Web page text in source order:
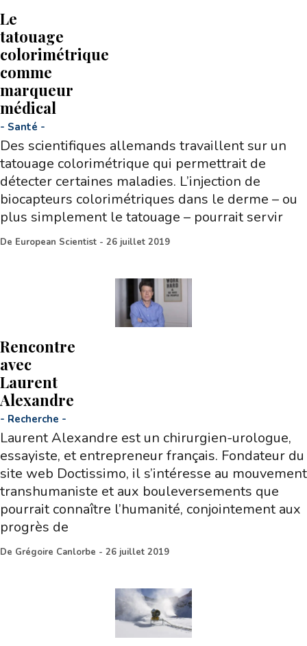
Le
tatouage
colorimétrique
comme
marqueur
médical
- Santé -
Des scientifiques allemands travaillent sur un
tatouage colorimétrique qui permettrait de
détecter certaines maladies. L’injection de
biocapteurs colorimétriques dans le derme – ou
plus simplement le tatouage – pourrait servir
De European Scientist - 26 juillet 2019
Rencontre
avec
Laurent
Alexandre
- Recherche -
Laurent Alexandre est un chirurgien-urologue,
essayiste, et entrepreneur français. Fondateur du
site web Doctissimo, il s’intéresse au mouvement
transhumaniste et aux bouleversements que
pourrait connaître l’humanité, conjointement aux
progrès de
De Grégoire Canlorbe - 26 juillet 2019